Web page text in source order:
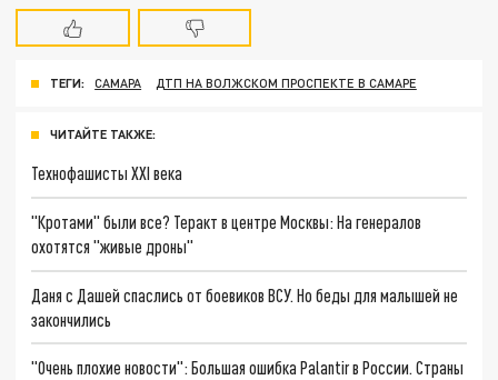
ТЕГИ: САМАРА ДТП НА ВОЛЖСКОМ ПРОСПЕКТЕ В САМАРЕ
ЧИТАЙТЕ ТАКЖЕ:
Технофашисты XXI века
"Кротами" были все? Теракт в центре Москвы: На генералов
охотятся "живые дроны"
Даня с Дашей спаслись от боевиков ВСУ. Но беды для малышей не
закончились
"Очень плохие новости": Большая ошибка Palantir в России. Страны